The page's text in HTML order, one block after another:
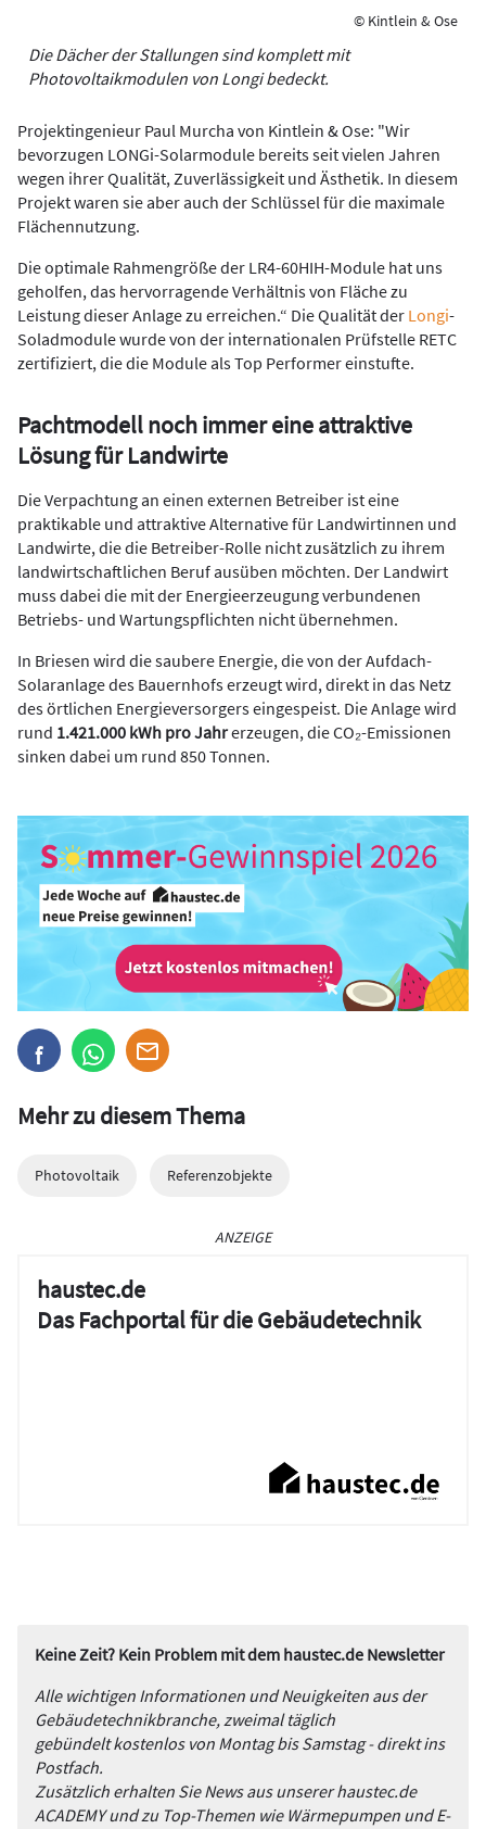
© Kintlein & Ose
Die Dächer der Stallungen sind komplett mit
Photovoltaikmodulen von Longi bedeckt.
Projektingenieur Paul Murcha von Kintlein & Ose: "Wir
bevorzugen LONGi-Solarmodule bereits seit vielen Jahren
wegen ihrer Qualität, Zuverlässigkeit und Ästhetik. In diesem
Projekt waren sie aber auch der Schlüssel für die maximale
Flächennutzung.
Die optimale Rahmengröße der LR4-60HIH-Module hat uns
geholfen, das hervorragende Verhältnis von Fläche zu
Leistung dieser Anlage zu erreichen.“ Die Qualität der Longi-
Soladmodule wurde von der internationalen Prüfstelle RETC
zertifiziert, die die Module als Top Performer einstufte.
Pachtmodell noch immer eine attraktive
Lösung für Landwirte
Die Verpachtung an einen externen Betreiber ist eine
praktikable und attraktive Alternative für Landwirtinnen und
Landwirte, die die Betreiber-Rolle nicht zusätzlich zu ihrem
landwirtschaftlichen Beruf ausüben möchten. Der Landwirt
muss dabei die mit der Energieerzeugung verbundenen
Betriebs- und Wartungspflichten nicht übernehmen.
In Briesen wird die saubere Energie, die von der Aufdach-
Solaranlage des Bauernhofs erzeugt wird, direkt in das Netz
des örtlichen Energieversorgers eingespeist. Die Anlage wird
rund 1.421.000 kWh pro Jahrerzeugen, die CO₂-Emissionen
sinken dabei um rund 850 Tonnen.
Mehr zu diesem Thema
Photovoltaik Referenzobjekte
ANZEIGE
haustec.de
Das Fachportal für die Gebäudetechnik
Keine Zeit? Kein Problem mit dem haustec.de Newsletter
Alle wichtigen Informationen und Neuigkeiten aus der
Gebäudetechnikbranche, zweimal täglich
gebündelt kostenlos von Montag bis Samstag - direkt ins
Postfach.
Zusätzlich erhalten Sie News aus unserer haustec.de
ACADEMY und zu Top-Themen wie Wärmepumpen und E-